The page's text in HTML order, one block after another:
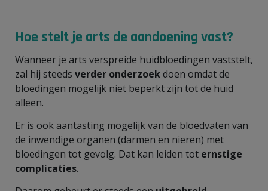
Hoe stelt je arts de aandoening vast?
Wanneer je arts verspreide huidbloedingen vaststelt,
zal hij steeds verder onderzoekdoen omdat de
bloedingen mogelijk niet beperkt zijn tot de huid
alleen.
Er is ook aantasting mogelijk van de bloedvaten van
de inwendige organen (darmen en nieren) met
bloedingen tot gevolg. Dat kan leiden tot ernstige
complicaties.